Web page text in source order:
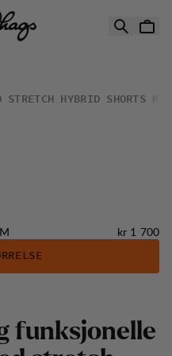
STRETCH HYBRID SHORTS M
Pris:
kr 1 700
funksjonelle